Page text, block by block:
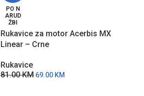
PO N
ARUD
ŽBI
Rukavice za motor Acerbis MX
Linear – Crne
Rukavice
81.00KM 69.00 KM